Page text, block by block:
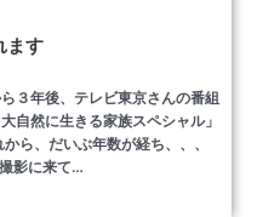
ます
３年後、テレビ東京さんの番組
然に生きる家族スペシャル」
ら、だいぶ年数が経ち、、、
影に来て…